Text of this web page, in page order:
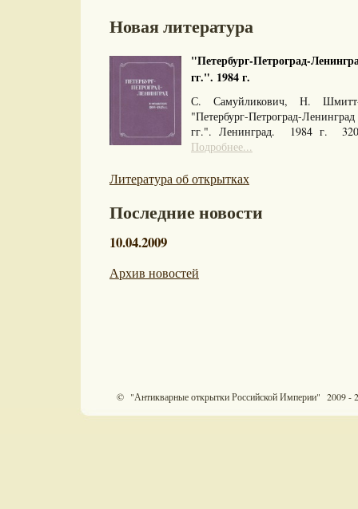
Новая литература
"Петербург-Петроград-
гг.". 1984 г.
С. Самуйликович, Н.
"Петербург-Петроград-
гг.". Ленинград. 1984 г.
Подробнее...
Литература об открытках
Последние новости
10.04.2009
Архив новостей
© "Антикварные открытки Российской Империи" 2009 -